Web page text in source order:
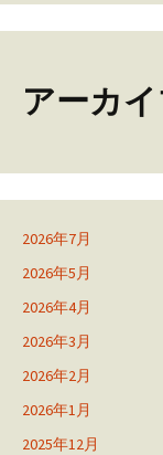
アーカ
2026年7月
2026年5月
2026年4月
2026年3月
2026年2月
2026年1月
2025年12月